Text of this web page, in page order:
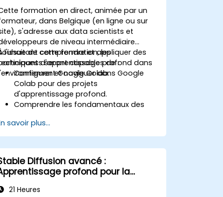
formation en direct, animée par un
dans Belgique (en ligne ou sur
s'adresse aux data scientists et
de niveau intermédiaire
comprendre et appliquer des
d'apprentissage profond dans
Google Colab.
l'issue de cette formation, les
seront capables de :
Configurer et naviguer dans Google
Colab pour des projets
d'apprentissage profond.
Comprendre les fondamentaux des
Implémenter des modèles
d'apprentissage profond avec
TensorFlow.
Entraîner et évaluer des modèles
d'apprentissage profond.
Utiliser les fonctionnalités avancées de
TensorFlow pour l'apprentissage
savoir plus...
Diffusion avancé :
profond pour la
21 Heures